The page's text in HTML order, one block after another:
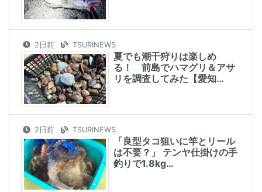
2日前 TSURINEWS
夏でも潮干狩りは楽しめ
る！ 前島でハマグリ＆アサ
リを調査してみた【愛知…
2日前 TSURINEWS
「良型タコ狙いに竿とリール
は不要？」 テンヤ仕掛けの手
釣りで1.8kg…